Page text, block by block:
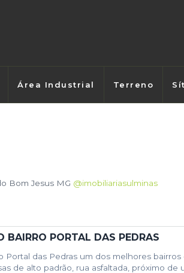
Área Industrial Terreno
Bom Jesus MG @imobiliariasulminas
BAIRRO PORTAL DAS PEDRAS
Portal das Pedras um dos melhores bairros
de alto padrão, rua asfaltada, próximo de